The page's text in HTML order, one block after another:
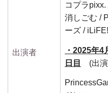
出演者
コプラ
消しごむ /
ーズ / iLiFE!
・2025年
日目
(出